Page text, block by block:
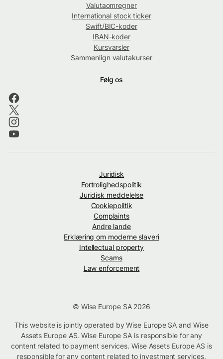
Valutaomregner
International stock ticker
Swift/BIC-koder
IBAN-koder
Kursvarsler
Sammenlign valutakurser
Følg os
Juridisk
Fortrolighedspolitik
Juridisk meddelelse
Cookiepolitik
Complaints
Andre lande
Erklæring om moderne slaveri
Intellectual property
Scams
Law enforcement
© Wise Europe SA 2026
This website is jointly operated by Wise Europe SA and Wise
Assets Europe AS. Wise Europe SA is responsible for any
content related to payment services. Wise Assets Europe AS is
responsible for any content related to investment services,